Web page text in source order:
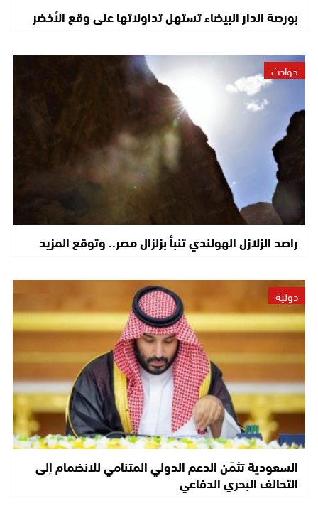
بورصة الدار البيضاء تستهل تداولاتها على وقع الأخضر
حوادث
راصد الزلازل الهولندي تنبأ بزلزال مصر.. وتوقع المزيد
دولية
السعودية تثمّن الدعم الدولي المتنامي للانضمام إلى
التحالف البحري الدفاعي